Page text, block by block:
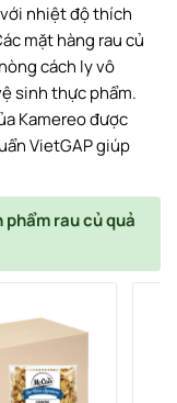
nhiệt độ thích
mặt hàng rau củ
cách ly vô
sinh thực phẩm.
Kamereo được
VietGAP giúp
rau củ quả